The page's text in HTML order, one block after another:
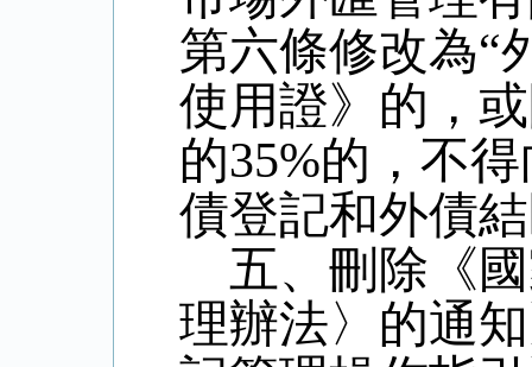
第六條修改為“
使用證》的，
的35%的，不
債登記和外債
五、刪除《
理辦法〉的通